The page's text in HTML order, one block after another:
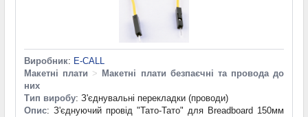
Виробник: E-CALL
Макетні плати > Макетні плати безпаєчні та провода до
них
Тип виробу: З'єднувальні перекладки (проводи)
Опис: З'єднуючий провід "Тато-Тато" для Breadboard 150мм